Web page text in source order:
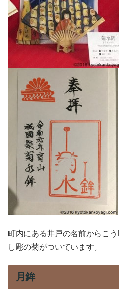
町内にある井戸の名前からこ
し彫の菊がついています。
月鉾